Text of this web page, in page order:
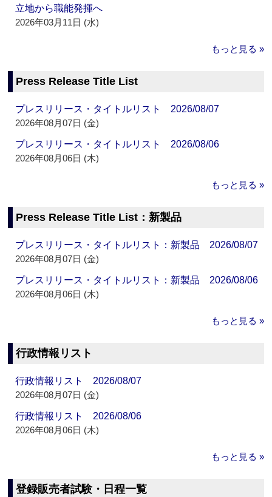
立地から職能発揮へ
2026年03月11日 (水)
もっと見る »
Press Release Title List
プレスリリース・タイトルリスト 2026/08/07
2026年08月07日 (金)
プレスリリース・タイトルリスト 2026/08/06
2026年08月06日 (木)
もっと見る »
Press Release Title List：新製品
プレスリリース・タイトルリスト：新製品 2026/08/07
2026年08月07日 (金)
プレスリリース・タイトルリスト：新製品 2026/08/06
2026年08月06日 (木)
もっと見る »
行政情報リスト
行政情報リスト 2026/08/07
2026年08月07日 (金)
行政情報リスト 2026/08/06
2026年08月06日 (木)
もっと見る »
登録販売者試験・日程一覧